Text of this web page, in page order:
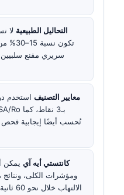
التحاليل الطبيعية لا
تكون
سريري مقنع سلبيين
معايير التصنيف
تُحسب أيضًا إيجابية فحص
كانتستي أيه آي يمكن